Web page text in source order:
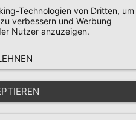
Technologien von Dritten, um
verbessern und Werbung
Nutzer anzuzeigen.